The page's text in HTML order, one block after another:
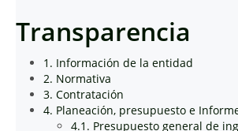
Transparencia
1. Información de la entidad
2. Normativa
3. Contratación
4. Planeación, presupuesto e
4.1. Presupuesto general de